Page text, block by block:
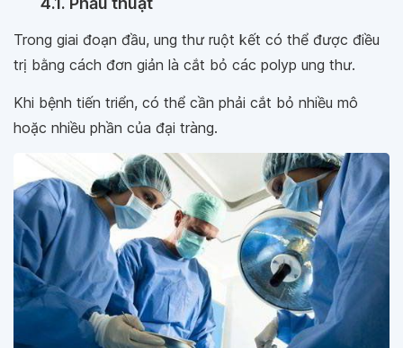
Trong giai đoạn đầu, ung thư ruột kết có thể được điều
trị bằng cách đơn giản là cắt bỏ các polyp ung thư.
Khi bệnh tiến triển, có thể cần phải cắt bỏ nhiều mô
hoặc nhiều phần của đại tràng.